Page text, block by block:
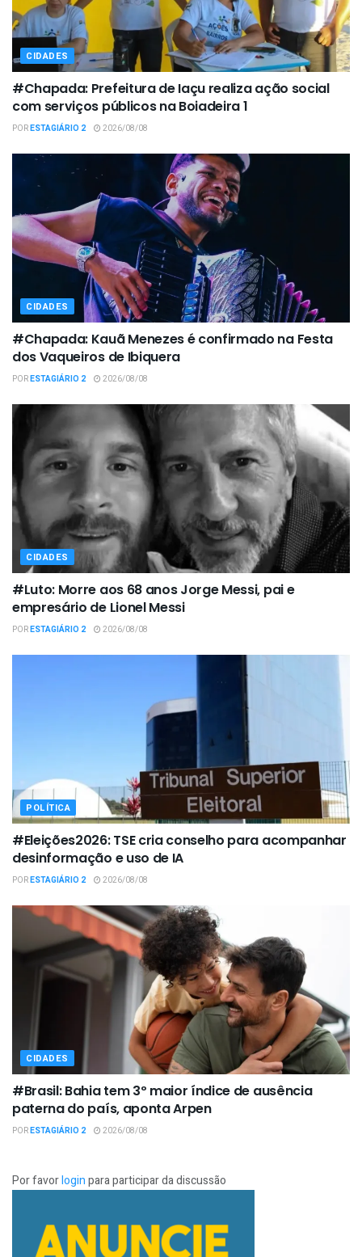
CIDADES
#Chapada: Prefeitura de Iaçu realiza ação social
com serviços públicos na Boiadeira 1
PORESTAGIÁRIO 2 2026/08/08
CIDADES
#Chapada: Kauã Menezes é confirmado na Festa
dos Vaqueiros de Ibiquera
PORESTAGIÁRIO 2 2026/08/08
CIDADES
#Luto: Morre aos 68 anos Jorge Messi, pai e
empresário de Lionel Messi
PORESTAGIÁRIO 2 2026/08/08
POLÍTICA
#Eleições2026: TSE cria conselho para acompanhar
desinformação e uso de IA
PORESTAGIÁRIO 2 2026/08/08
CIDADES
#Brasil: Bahia tem 3º maior índice de ausência
paterna do país, aponta Arpen
PORESTAGIÁRIO 2 2026/08/08
Por favorloginpara participar da discussão